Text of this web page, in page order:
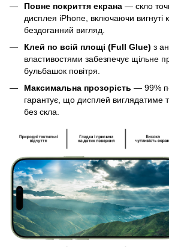
Повне покриття екрана — скло
дисплея iPhone, включаючи вигнуті
бездоганний вигляд.
Клей по всій площі (Full Glue) з
властивостями забезпечує щільне
бульбашок повітря.
Максимальна прозорість — 99%
гарантує, що дисплей виглядатиме
без скла.